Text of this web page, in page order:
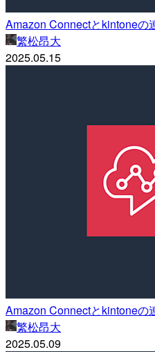
Amazon Connectとkintoneの
繁松昂大
2025.05.15
Amazon Connectとkintoneの
繁松昂大
2025.05.09